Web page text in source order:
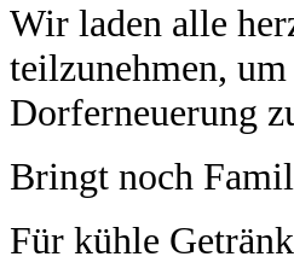
Wir laden alle
teilzunehmen,
Dorferneuerung
Bringt noch
Für kühle